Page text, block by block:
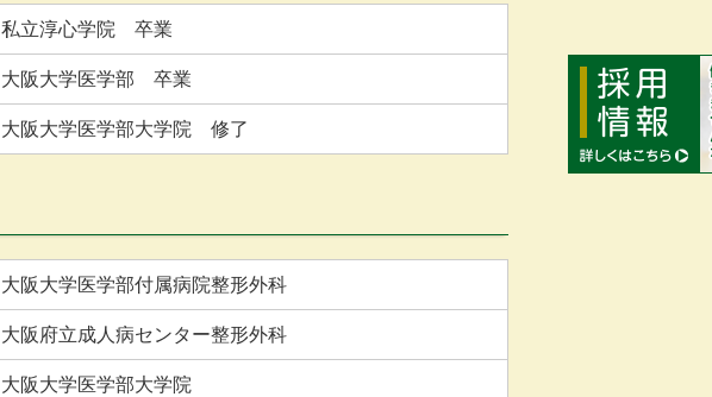
私立淳心学院 卒業
大阪大学医学部 卒業
大阪大学医学部大学院 修了
大阪大学医学部付属病院整形外科
大阪府立成人病センター整形外科
大阪大学医学部大学院